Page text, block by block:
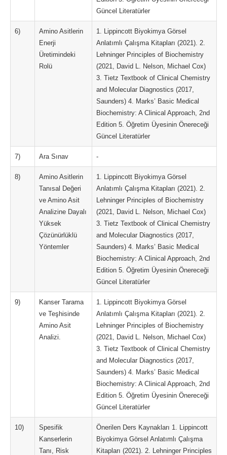
Güncel Literatürler
6)
Amino Asitlerin
Enerji
Üretimindeki
Rolü
1. Lippincott Biyokimya Görsel
Anlatımlı Çalışma Kitapları (2021). 2.
Lehninger Principles of Biochemistry
(2021, David L. Nelson, Michael Cox)
3. Tietz Textbook of Clinical Chemistry
and Molecular Diagnostics (2017,
Saunders) 4. Marks’ Basic Medical
Biochemistry: A Clinical Approach, 2nd
Edition 5. Öğretim Üyesinin Önereceği
Güncel Literatürler
7) Ara Sınav -
8)
Amino Asitlerin
Tanısal Değeri
ve Amino Asit
Analizine Dayalı
Yüksek
Çözünürlüklü
Yöntemler
1. Lippincott Biyokimya Görsel
Anlatımlı Çalışma Kitapları (2021). 2.
Lehninger Principles of Biochemistry
(2021, David L. Nelson, Michael Cox)
3. Tietz Textbook of Clinical Chemistry
and Molecular Diagnostics (2017,
Saunders) 4. Marks’ Basic Medical
Biochemistry: A Clinical Approach, 2nd
Edition 5. Öğretim Üyesinin Önereceği
Güncel Literatürler
9)
Kanser Tarama
ve Teşhisinde
Amino Asit
Analizi.
1. Lippincott Biyokimya Görsel
Anlatımlı Çalışma Kitapları (2021). 2.
Lehninger Principles of Biochemistry
(2021, David L. Nelson, Michael Cox)
3. Tietz Textbook of Clinical Chemistry
and Molecular Diagnostics (2017,
Saunders) 4. Marks’ Basic Medical
Biochemistry: A Clinical Approach, 2nd
Edition 5. Öğretim Üyesinin Önereceği
Güncel Literatürler
10)
Spesifik
Kanserlerin
Tanı, Risk
Önerilen Ders Kaynakları 1. Lippincott
Biyokimya Görsel Anlatımlı Çalışma
Kitapları (2021). 2. Lehninger Principles